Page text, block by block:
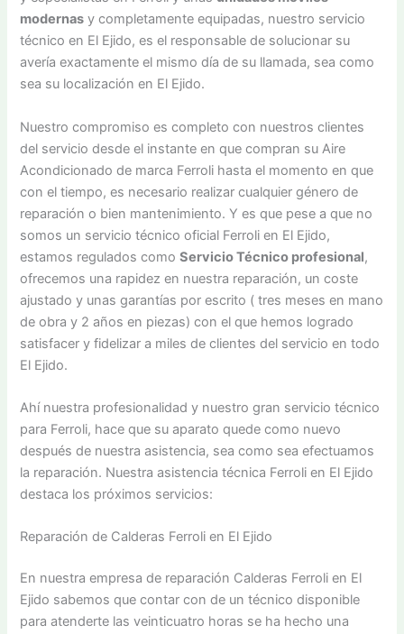
modernas y completamente equipadas, nuestro servicio
técnico en El Ejido, es el responsable de solucionar su
avería exactamente el mismo día de su llamada, sea como
sea su localización en El Ejido.
Nuestro compromiso es completo con nuestros clientes
del servicio desde el instante en que compran su Aire
Acondicionado de marca Ferroli hasta el momento en que
con el tiempo, es necesario realizar cualquier género de
reparación o bien mantenimiento. Y es que pese a que no
somos un servicio técnico oficial Ferroli en El Ejido,
estamos regulados comoServicio Técnico profesional,
ofrecemos una rapidez en nuestra reparación, un coste
ajustado y unas garantías por escrito ( tres meses en mano
de obra y 2 años en piezas) con el que hemos logrado
satisfacer y fidelizar a miles de clientes del servicio en todo
El Ejido.
Ahí nuestra profesionalidad y nuestro gran servicio técnico
para Ferroli, hace que su aparato quede como nuevo
después de nuestra asistencia, sea como sea efectuamos
la reparación. Nuestra asistencia técnica Ferroli en El Ejido
destaca los próximos servicios:
Reparación de Calderas Ferroli en El Ejido
En nuestra empresa de reparación Calderas Ferroli en El
Ejido sabemos que contar con de un técnico disponible
para atenderte las veinticuatro horas se ha hecho una